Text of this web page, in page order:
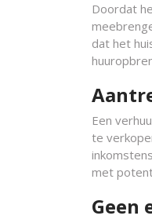
Doordat
dat het
Een
te
met
Geen